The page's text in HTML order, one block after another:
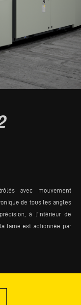
avec mouvement
de tous les angles
à l'intérieur de
lame est actionnée par